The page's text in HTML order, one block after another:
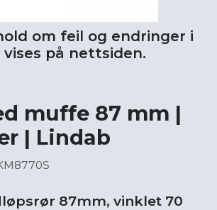
om feil og endringer i
vises på nettsiden.
muffe 87 mm |
| Lindab
87mm, vinklet 70